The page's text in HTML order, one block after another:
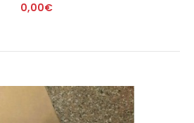
0,00€